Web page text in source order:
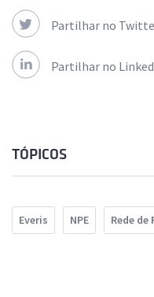
Partilhar no
Partilhar no
TÓPICOS
Everis NPE Rede